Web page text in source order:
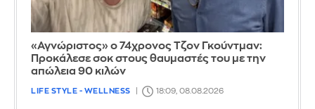
«Αγνώριστος» ο 74χρονος Τζον Γκούντμαν:
Προκάλεσε σοκ στους θαυμαστές του με την
απώλεια 90 κιλών
LIFE STYLE - WELLNESS 18:09, 08.08.2026